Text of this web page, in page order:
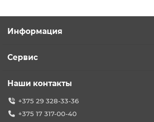
Информация
Сервис
Наши контакты
+375 29 328-33-36
+375 17 317-00-40